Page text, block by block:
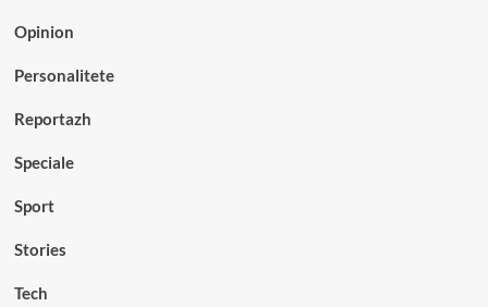
Opinion
Personalitete
Reportazh
Speciale
Sport
Stories
Tech